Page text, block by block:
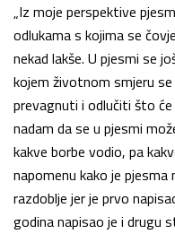
„Iz moje perspektive
odlukama s kojima se
nekad lakše. U pjesmi se
kojem životnom smjeru
prevagnuti i odlučiti što
nadam da se u pjesmi
kakve borbe vodio, pa
napomenu kako je
razdoblje jer je prvo
godina napisao je i drugu